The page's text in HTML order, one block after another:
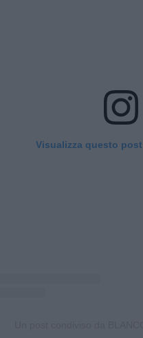
Visualizza questo